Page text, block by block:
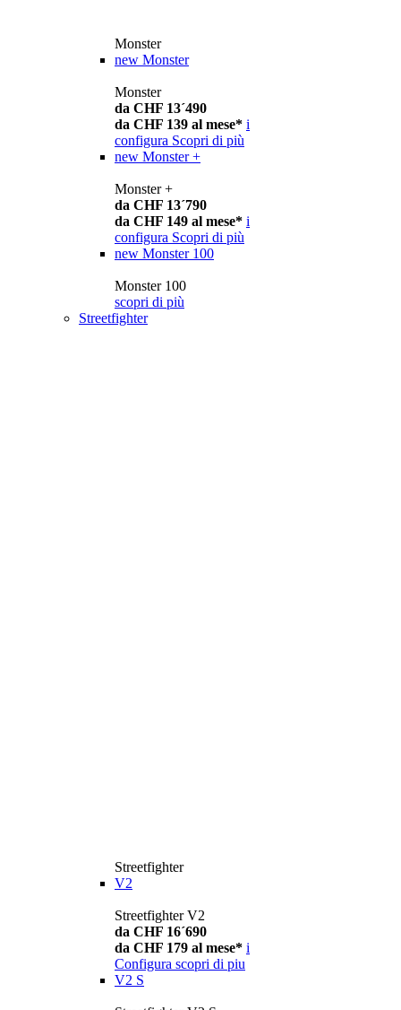
Monster
new Monster
Monster
da CHF 13´490
da CHF 139 al mese* i
configura Scopri di più
new Monster +
Monster +
da CHF 13´790
da CHF 149 al mese* i
configura Scopri di più
new Monster 100
Monster 100
scopri di più
Streetfighter
Streetfighter
V2
Streetfighter V2
da CHF 16´690
da CHF 179 al mese* i
Configura scopri di piu
V2 S